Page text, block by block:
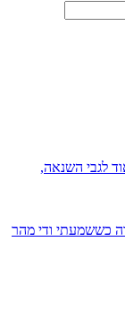
לגבי השנאה,
כששמעתי ודי מהר